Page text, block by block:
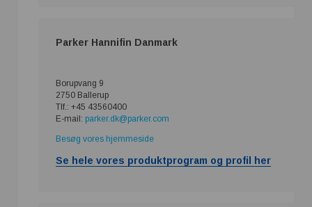
Parker Hannifin Danmark
Borupvang 9
2750 Ballerup
Tlf.: +45 43560400
E-mail: parker.dk@parker.com
Besøg vores hjemmeside
Se hele vores produktprogram og profil her